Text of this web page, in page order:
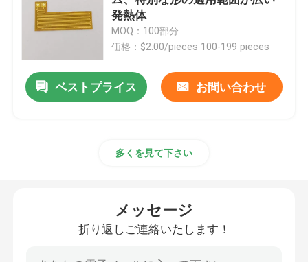
Polyimideの暖房のフィルム
適用範囲が広い温湿布
注文の適用範囲が広いヒーター
発熱体
MOQ：100部分
価格：$2.00/pieces 100-199 pieces
ベストプライス お問い合わせ
多くを見て下さい
メッセージ
折り返しご連絡いたします！